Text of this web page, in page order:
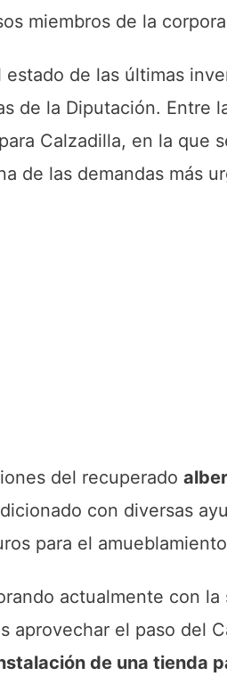
miembros de la
de las últimas
de la Diputación. Entre
Calzadilla, en la
de las demandas más
del recuperado
con diversas
para el
actualmente con
aprovechar el paso del
de una tienda